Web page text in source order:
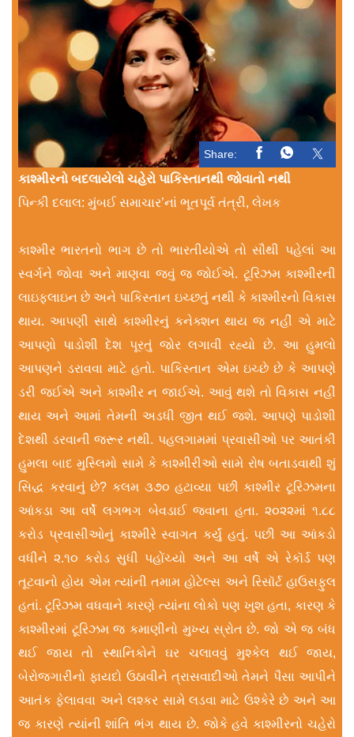
Share:
કાશ્મીરનો બદલાયેલો ચહેરો પાકિસ્તાનથી જોવાતો નથી
પિન્કી દલાલ: મુંબઈ સમાચાર’નાં ભૂતપૂર્વ તંત્રી, લેખક
કાશ્મીર ભારતનો ભાગ છે તો ભારતીયોએ તો સૌથી પહેલાં આ
સ્વર્ગને જોવા અને માણવા જવું જ જોઈએ. ટૂરિઝમ કાશ્મીરની
લાઇફલાઇન છે અને પાકિસ્તાન ઇચ્છતું નથી કે કાશ્મીરનો વિકાસ
થાય. આપણી સાથે કાશ્મીરનું કનેક્શન થાય જ નહીં એ માટે
આપણો પાડોશી દેશ પૂરતું જોર લગાવી રહ્યો છે. આ હુમલો
આપણને ડરાવવા માટે હતો. પાકિસ્તાન એમ ઇચ્છે છે કે આપણે
ડરી જઈએ અને કાશ્મીર ન જાઈએ. આવું થશે તો વિકાસ નહીં
થાય અને આમાં તેમની અડધી જીત થઈ જશે. આપણે પાડોશી
દેશથી ડરવાની જરૂર નથી. પહલગામમાં પ્રવાસીઓ પર આતંકી
હુમલા બાદ મુસ્લિમો સામે કે કાશ્મીરીઓ સામે રોષ બતાડવાથી શું
સિદ્ધ કરવાનું છે? કલમ ૩૭૦ હટાવ્યા પછી કાશ્મીર ટૂરિઝમના
આંકડા આ વર્ષે લગભગ બેવડાઈ જવાના હતા. ૨૦૨૨માં ૧.૮૮
કરોડ પ્રવાસીઓનું કાશ્મીરે સ્વાગત કર્યું હતું. પછી આ આંકડો
વધીને ૨.૧૦ કરોડ સુધી પહોંચ્યો અને આ વર્ષે એ રેકૉર્ડ પણ
તૂટવાનો હોય એમ ત્યાંની તમામ હોટેલ્સ અને રિસૉર્ટ હાઉસફુલ
હતાં. ટૂરિઝમ વધવાને કારણે ત્યાંના લોકો પણ ખુશ હતા, કારણ કે
કાશ્મીરમાં ટૂરિઝમ જ કમાણીનો મુખ્ય સ્રોત છે. જો એ જ બંધ
થઈ જાય તો સ્થાનિકોને ઘર ચલાવવું મુશ્કેલ થઈ જાય,
બેરોજગારીનો ફાયદો ઉઠાવીને ત્રાસવાદીઓ તેમને પૈસા આપીને
આતંક ફેલાવવા અને લશ્કર સામે લડવા માટે ઉશ્કેરે છે અને આ
જ કારણે ત્યાંની શાંતિ ભંગ થાય છે. જોકે હવે કાશ્મીરનો ચહેરો